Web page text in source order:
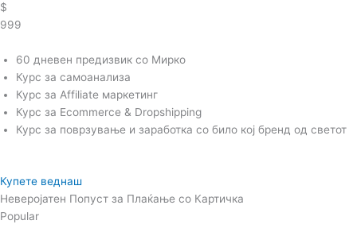
$
999
60 дневен предизвик со Мирко
Курс за самоанализа
Курс за Affiliate маркетинг
Курс за Ecommerce & Dropshipping
Курс за поврзување и заработка со било кој бренд од светот
Купете веднаш
Неверојатен Попуст за Плаќање со Картичка
Popular